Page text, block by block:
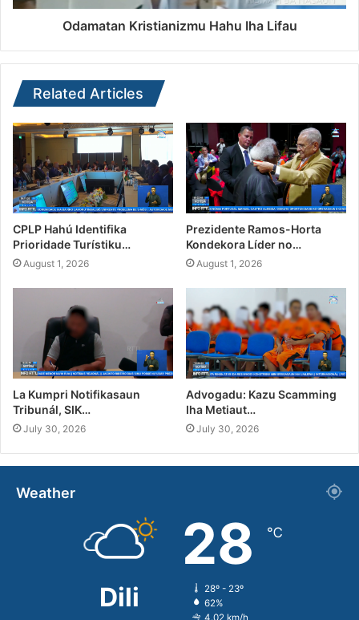
Odamatan Kristianizmu Hahu Iha Lifau
Related Articles
CPLP Hahú Identifika
Prioridade Turístiku…
August 1, 2026
Prezidente Ramos-Horta
Kondekora Líder no…
August 1, 2026
La Kumpri Notifikasaun
Tribunál, SIK…
July 30, 2026
Advogadu: Kazu Scamming
Iha Metiaut…
July 30, 2026
Weather
Dili
28 ℃
28º - 23º
62%
4.02 km/h